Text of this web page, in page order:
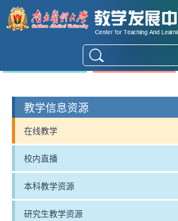
教学信息资源
在线教学
校内直播
本科教学资源
研究生教学资源